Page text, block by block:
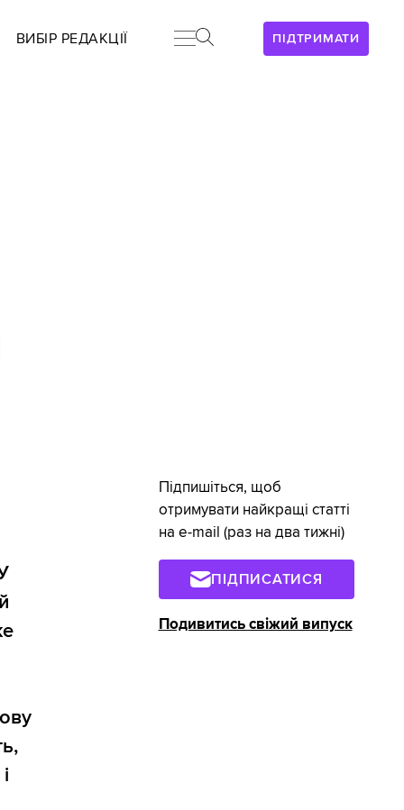
ПІДТРИМАТИ
ВИБІР РЕДАКЦІЇ
Підпишіться, щоб
отримувати найкращі статті
на e-mail (раз на два тижні)
ПІДПИСАТИСЯ
Подивитись свіжий випуск